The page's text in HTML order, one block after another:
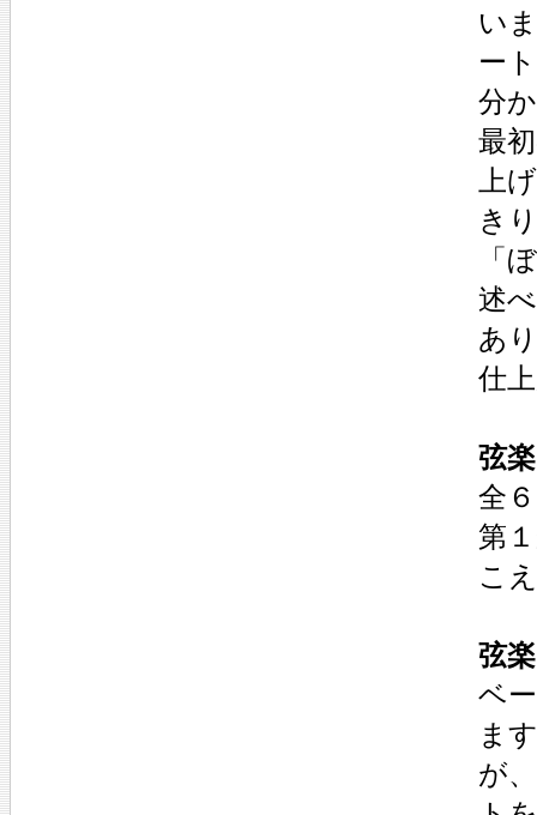
い
ー
分
最
上
き
「
述
あ
仕
弦
全
第
こ
弦
ベ
ま
が